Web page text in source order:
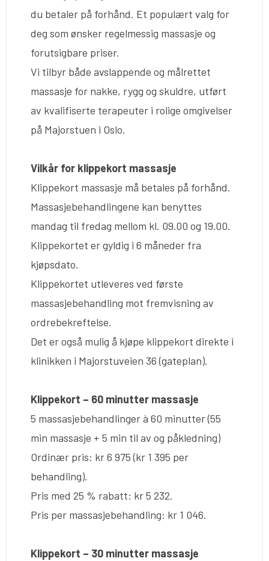
du betaler på forhånd. Et populært valg for
deg som ønsker regelmessig massasje og
forutsigbare priser.
Vi tilbyr både avslappende og målrettet
massasje for nakke, rygg og skuldre, utført
av kvalifiserte terapeuter i rolige omgivelser
på Majorstuen i Oslo.
Vilkår for klippekort massasje
Klippekort massasje må betales på forhånd.
Massasjebehandlingene kan benyttes
mandag til fredag mellom kl. 09.00 og 19.00.
Klippekortet er gyldig i 6 måneder fra
kjøpsdato.
Klippekortet utleveres ved første
massasjebehandling mot fremvisning av
ordrebekreftelse.
Det er også mulig å kjøpe klippekort direkte i
klinikken i Majorstuveien 36 (gateplan).
Klippekort – 60 minutter massasje
5 massasjebehandlinger à 60 minutter (55
min massasje + 5 min til av og påkledning)
Ordinær pris: kr 6 975 (kr 1 395 per
behandling).
Pris med 25 % rabatt: kr 5 232.
Pris per massasjebehandling: kr 1 046.
Klippekort – 30 minutter massasje